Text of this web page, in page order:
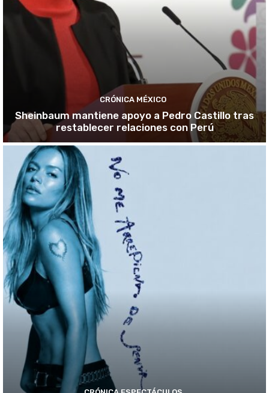
CRÓNICA MÉXICO
Sheinbaum mantiene apoyo a Pedro Castillo tras
restablecer relaciones con Perú